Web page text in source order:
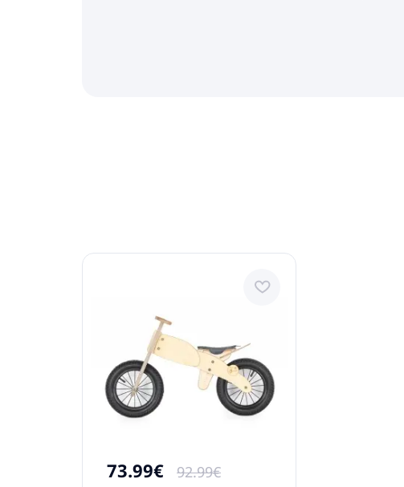
73.99€ 92.99€